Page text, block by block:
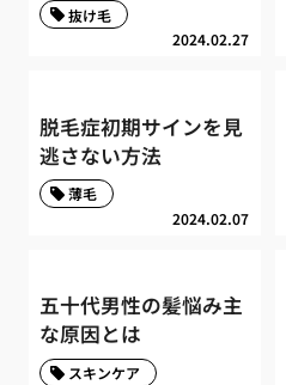
2024.02.27
抜け毛
脱毛症初期サインを見
逃さない方法
2024.02.07
薄毛
五十代男性の髪悩み主
な原因とは
スキンケア